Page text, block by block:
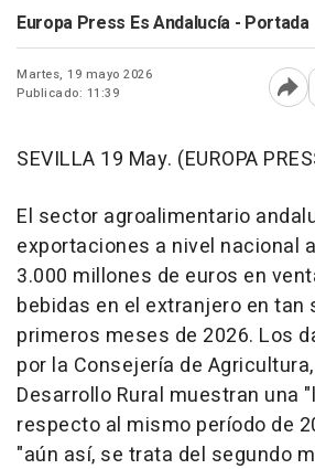
Europa Press Es Andalucía - Portada
Martes, 19 mayo 2026
Publicado: 11:39
SEVILLA 19 May. (EUROPA
El sector agroalimentario
exportaciones a nivel nacional
3.000 millones de euros en
bebidas en el extranjero en tan
primeros meses de 2026. Los
por la Consejería de
Desarrollo Rural muestran una
respecto al mismo período de
"aún así, se trata del segundo